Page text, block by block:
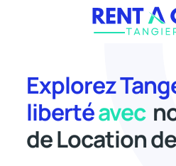
Explorez
libertéavec
de Location